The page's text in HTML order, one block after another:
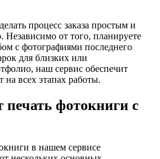
процесс заказа простым и
от того, планируете
с фотографиями последнего
для близких или
наш сервис обеспечит
на всех этапах работы.
печать фотокниги с
в нашем сервисе